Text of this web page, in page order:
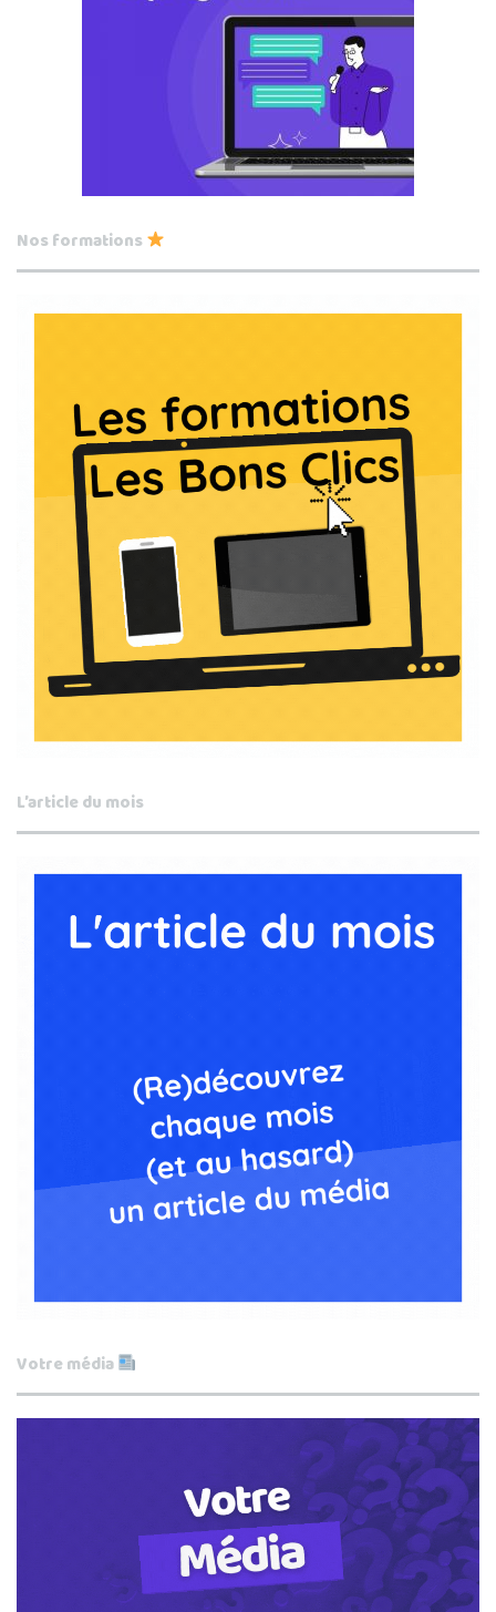
Nos formations
L’article du mois
Votre média